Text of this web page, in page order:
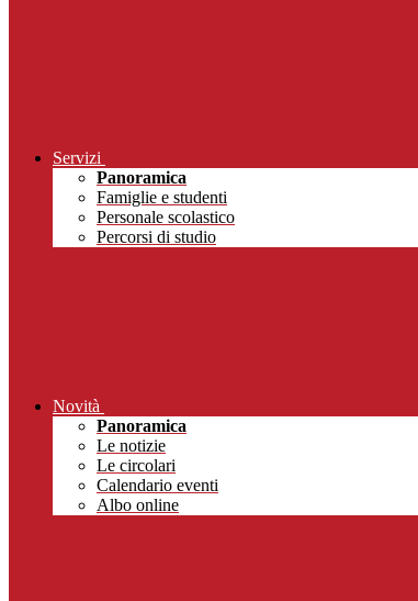
Servizi
Panoramica
Famiglie e studenti
Personale scolastico
Percorsi di studio
Novità
Panoramica
Le notizie
Le circolari
Calendario eventi
Albo online